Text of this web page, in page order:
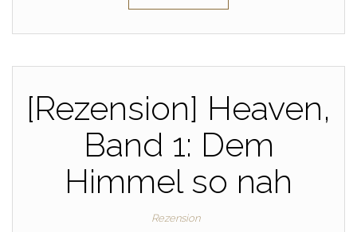
[Rezension] Heaven,
Band 1: Dem
Himmel so nah
Rezension